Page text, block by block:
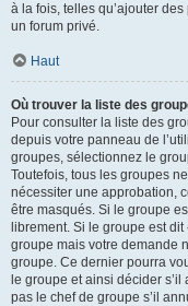
à la fois, telles qu’ajouter
un forum privé.
Haut
Où trouver la liste des
Pour consulter la liste des
depuis votre panneau de
groupes, sélectionnez le
Toutefois, tous les groupes
nécessiter une approbation,
être masqués. Si le groupe
librement. Si le groupe est
groupe mais votre demande
groupe. Ce dernier pourra
le groupe et ainsi décider
pas le chef de groupe s’il